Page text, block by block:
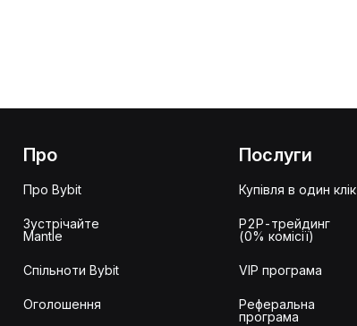
Про
Про Bybit
Зустрічайте
Mantle
Спільноти Bybit
Оголошення
Послуги
Купівля в один клік
P2P-трейдинг
(0% комісії)
VIP програма
Реферальна
програма